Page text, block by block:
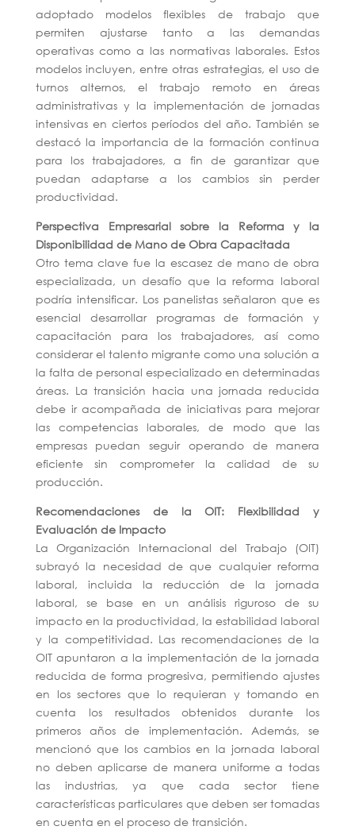
adoptado modelos flexibles de trabajo que
permiten ajustarse tanto a las demandas
operativas como a las normativas laborales. Estos
modelos incluyen, entre otras estrategias, el uso de
turnos alternos, el trabajo remoto en áreas
administrativas y la implementación de jornadas
intensivas en ciertos períodos del año. También se
destacó la importancia de la formación continua
para los trabajadores, a fin de garantizar que
puedan adaptarse a los cambios sin perder
productividad.
Perspectiva Empresarial sobre la Reforma y la
Disponibilidad de Mano de Obra Capacitada
Otro tema clave fue la escasez de mano de obra
especializada, un desafío que la reforma laboral
podría intensificar. Los panelistas señalaron que es
esencial desarrollar programas de formación y
capacitación para los trabajadores, así como
considerar el talento migrante como una solución a
la falta de personal especializado en determinadas
áreas. La transición hacia una jornada reducida
debe ir acompañada de iniciativas para mejorar
las competencias laborales, de modo que las
empresas puedan seguir operando de manera
eficiente sin comprometer la calidad de su
producción.
Recomendaciones de la OIT: Flexibilidad y
Evaluación de Impacto
La Organización Internacional del Trabajo (OIT)
subrayó la necesidad de que cualquier reforma
laboral, incluida la reducción de la jornada
laboral, se base en un análisis riguroso de su
impacto en la productividad, la estabilidad laboral
y la competitividad. Las recomendaciones de la
OIT apuntaron a la implementación de la jornada
reducida de forma progresiva, permitiendo ajustes
en los sectores que lo requieran y tomando en
cuenta los resultados obtenidos durante los
primeros años de implementación. Además, se
mencionó que los cambios en la jornada laboral
no deben aplicarse de manera uniforme a todas
las industrias, ya que cada sector tiene
características particulares que deben ser tomadas
en cuenta en el proceso de transición.